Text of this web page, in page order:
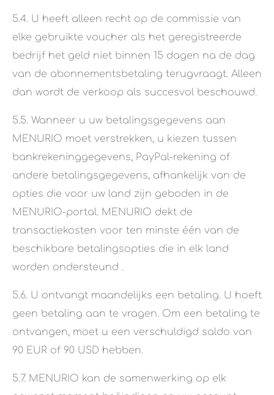
5.4. U heeft alleen recht op de commissie van
elke gebruikte voucher als het geregistreerde
bedrijf het geld niet binnen 15 dagen na de dag
van de abonnementsbetaling terugvraagt. Alleen
dan wordt de verkoop als succesvol beschouwd.
5.5. Wanneer u uw betalingsgegevens aan
MENURIO moet verstrekken, u kiezen tussen
bankrekeninggegevens, PayPal-rekening of
andere betalingsgegevens, afhankelijk van de
opties die voor uw land zijn geboden in de
MENURIO-portal. MENURIO dekt de
transactiekosten voor ten minste één van de
beschikbare betalingsopties die in elk land
worden ondersteund .
5.6. U ontvangt maandelijks een betaling. U hoeft
geen betaling aan te vragen. Om een betaling te
ontvangen, moet u een verschuldigd saldo van
90 EUR of 90 USD hebben.
5.7. MENURIO kan de samenwerking op elk